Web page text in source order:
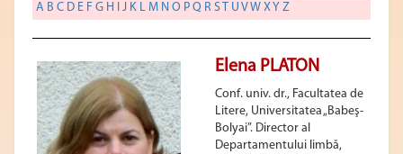
A B C D E F G H I J K L M N O P Q R S T U VW X Y Z
Elena PLATON
Conf. univ. dr., Facultatea de
Litere, Universitatea „Babeş-
Bolyai”. Director al
Departamentului limbă,